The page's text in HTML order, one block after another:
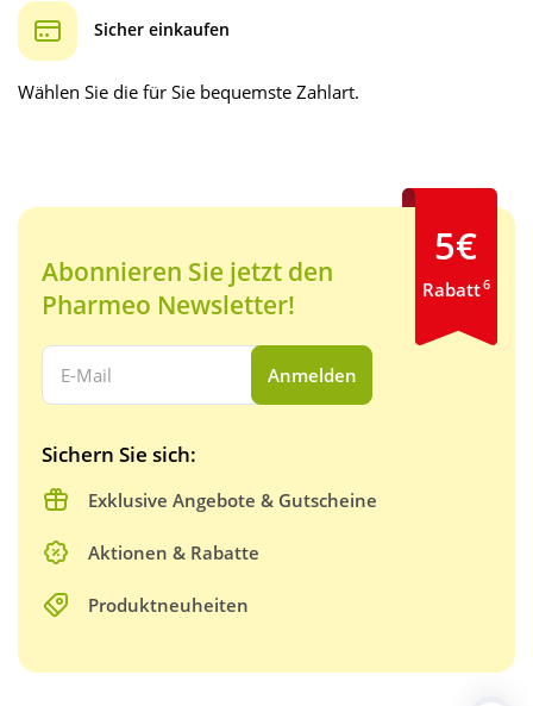
Sicher einkaufen
Wählen Sie die für Sie bequemste Zahlart.
Abonnieren Sie jetzt den
Pharmeo Newsletter!
Ihre E-Mail Adresse:
Anmelden
Sichern Sie sich:
Exklusive Angebote & Gutscheine
Aktionen & Rabatte
Produktneuheiten
5€
Rabatt6